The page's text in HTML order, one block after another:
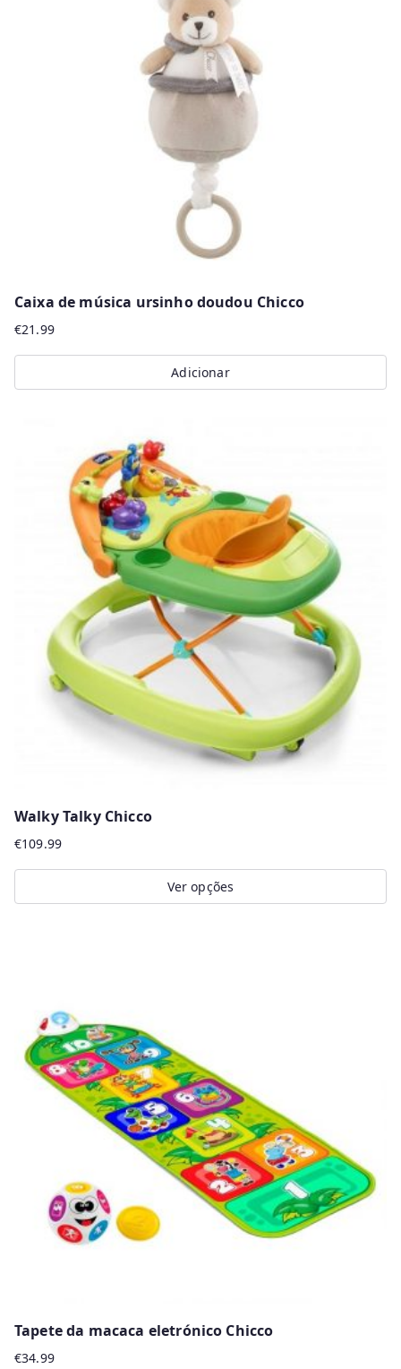
Caixa de música ursinho doudou Chicco
€21.99
Adicionar
Walky Talky Chicco
€109.99
Ver opções
variants.
The
options
product
Tapete da macaca eletrónico Chicco
€34.99